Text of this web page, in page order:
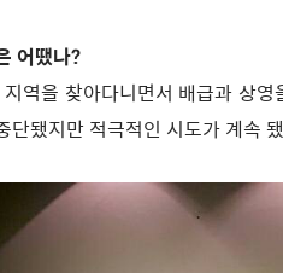
어땠나?
역을 찾아다니면서 배급과 상
단됐지만 적극적인 시도가 계속